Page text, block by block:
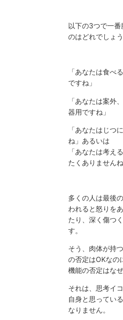
以下の3つで一番
のはどれでしょう
「あなたは食べ
ですね」
「あなたは案外
器用ですね」
「あなたはじつ
ね」あるいは
「あなたは考え
たくありませんね
多くの人は最後
われると怒りを
たり、深く傷つ
す。
そう、肉体が持
の否定はOKなの
機能の否定はなぜ
それは、思考イ
自身と思ってい
なりません。